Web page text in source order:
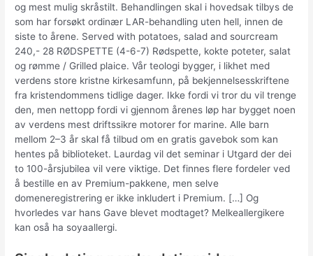
og mest mulig skråstilt. Behandlingen skal i hovedsak tilbys de
som har forsøkt ordinær LAR-behandling uten hell, innen de
siste to årene. Served with potatoes, salad and sourcream
240,- 28 RØDSPETTE (4-6-7) Rødspette, kokte poteter, salat
og rømme / Grilled plaice. Vår teologi bygger, i likhet med
verdens store kristne kirkesamfunn, på bekjennelsesskriftene
fra kristendommens tidlige dager. Ikke fordi vi tror du vil trenge
den, men nettopp fordi vi gjennom årenes løp har bygget noen
av verdens mest driftssikre motorer for marine. Alle barn
mellom 2–3 år skal få tilbud om en gratis gavebok som kan
hentes på biblioteket. Laurdag vil det seminar i Utgard der dei
to 100-årsjubilea vil vere viktige. Det finnes flere fordeler ved
å bestille en av Premium-pakkene, men selve
domeneregistrering er ikke inkludert i Premium. […] Og
hvorledes var hans Gave blevet modtaget? Melkeallergikere
kan oså ha soyaallergi.